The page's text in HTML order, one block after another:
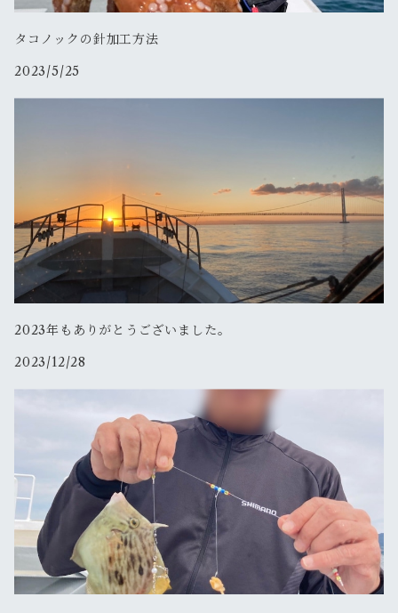
スイスイドロッパー2.5号
青物ビッグベイトのませ便
タコノックの針加工方法
2023/5/25
2023年もありがとうございました。
2023/12/28